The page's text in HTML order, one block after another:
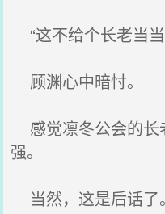
“这不给个长老当
顾渊心中暗忖。
感觉凛冬公会的长
强。
当然，这是后话了。